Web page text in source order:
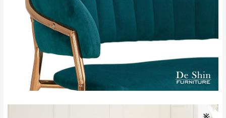
苗栗
$ 9,000以下：
NT$500元
＊A108產品另收運費
配送天數：5~14天
到貨時間：指定送貨日當天以電話聯絡確認
發票寄送：
若您選擇三聯式或索取兩聯式發票，發票將於商品
完成出貨15個工作天另行寄出，另外約加上2~7個
工作天內送達，如遇國定假日將順延寄送。
退換貨說明：